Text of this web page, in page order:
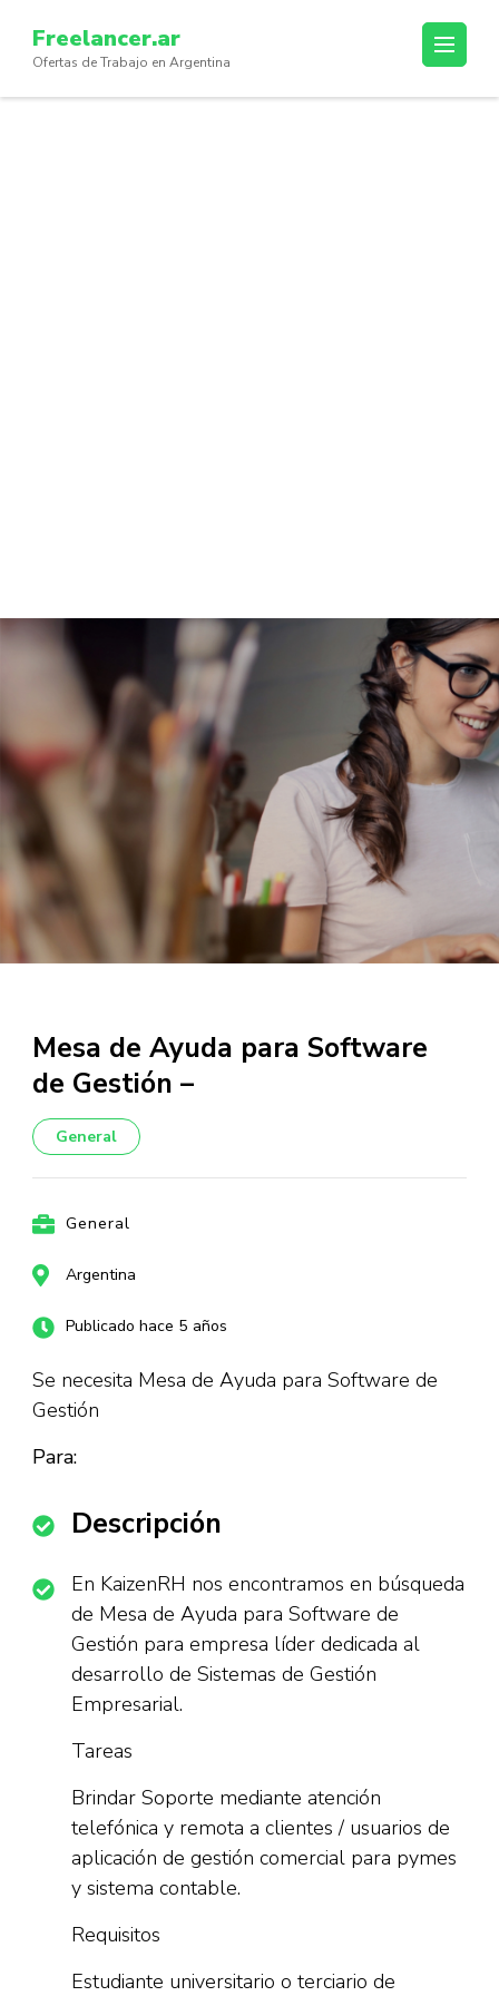
content
(Press
Freelancer.ar
Ofertas de Trabajo en Argentina
Mesa de Ayuda para Software
de Gestión –
General
General
Argentina
Publicado hace 5 años
Se necesita Mesa de Ayuda para Software de
Gestión
Para:
Descripción
En KaizenRH nos encontramos en búsqueda
de Mesa de Ayuda para Software de
Gestión para empresa líder dedicada al
desarrollo de Sistemas de Gestión
Empresarial.
Tareas
Brindar Soporte mediante atención
telefónica y remota a clientes / usuarios de
aplicación de gestión comercial para pymes
y sistema contable.
Requisitos
Estudiante universitario o terciario de